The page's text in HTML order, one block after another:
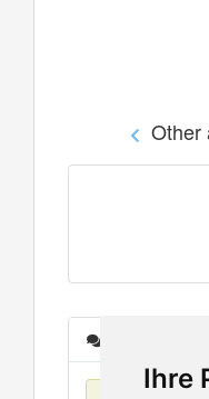
Ihre
Other